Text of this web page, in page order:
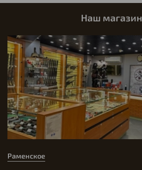
Наш магазин
Раменское